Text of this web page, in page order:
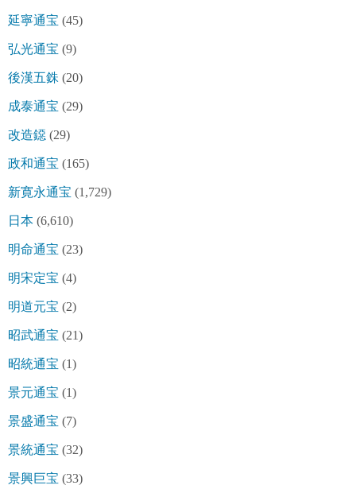
延寧通宝 (45)
弘光通宝 (9)
後漢五銖 (20)
成泰通宝 (29)
改造鐚 (29)
政和通宝 (165)
新寛永通宝 (1,729)
日本 (6,610)
明命通宝 (23)
明宋定宝 (4)
明道元宝 (2)
昭武通宝 (21)
昭統通宝 (1)
景元通宝 (1)
景盛通宝 (7)
景統通宝 (32)
景興巨宝 (33)